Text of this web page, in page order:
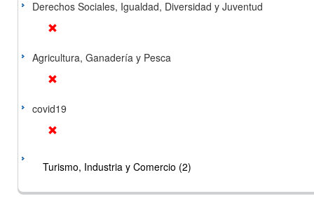
Derechos Sociales, Igualdad, Diversidad y Juventud
Agricultura, Ganadería y Pesca
covid19
Turismo, Industria y Comercio (2)